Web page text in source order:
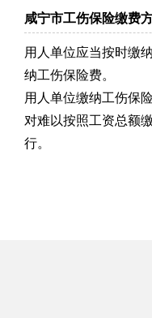
咸宁市工伤保险缴费
用人单位应当按时缴
纳工伤保险费。
用人单位缴纳工伤保
对难以按照工资总额
行。